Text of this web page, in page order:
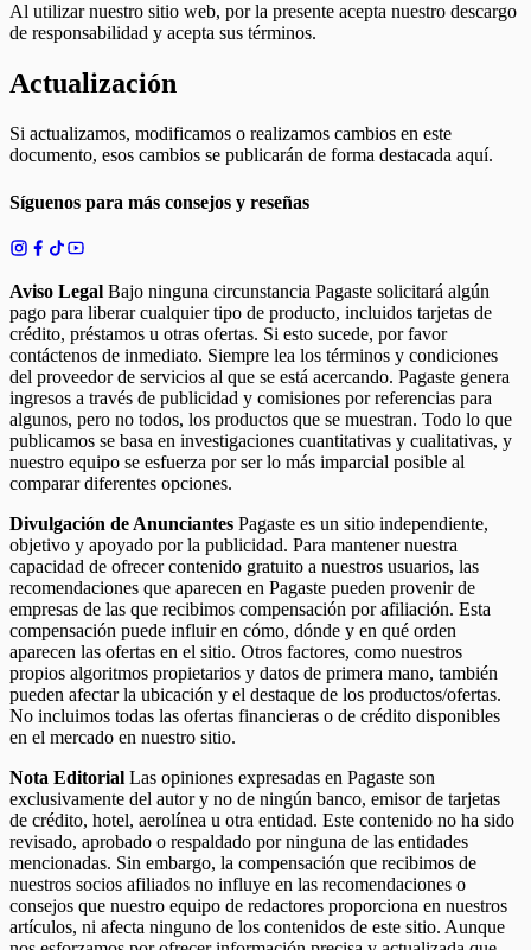
Al utilizar nuestro sitio web, por la presente acepta nuestro descargo
de responsabilidad y acepta sus términos.
Actualización
Si actualizamos, modificamos o realizamos cambios en este
documento, esos cambios se publicarán de forma destacada aquí.
Síguenos para más consejos y reseñas
Aviso Legal Bajo ninguna circunstancia Pagaste solicitará algún
pago para liberar cualquier tipo de producto, incluidos tarjetas de
crédito, préstamos u otras ofertas. Si esto sucede, por favor
contáctenos de inmediato. Siempre lea los términos y condiciones
del proveedor de servicios al que se está acercando. Pagaste genera
ingresos a través de publicidad y comisiones por referencias para
algunos, pero no todos, los productos que se muestran. Todo lo que
publicamos se basa en investigaciones cuantitativas y cualitativas, y
nuestro equipo se esfuerza por ser lo más imparcial posible al
comparar diferentes opciones.
Divulgación de Anunciantes Pagaste es un sitio independiente,
objetivo y apoyado por la publicidad. Para mantener nuestra
capacidad de ofrecer contenido gratuito a nuestros usuarios, las
recomendaciones que aparecen en Pagaste pueden provenir de
empresas de las que recibimos compensación por afiliación. Esta
compensación puede influir en cómo, dónde y en qué orden
aparecen las ofertas en el sitio. Otros factores, como nuestros
propios algoritmos propietarios y datos de primera mano, también
pueden afectar la ubicación y el destaque de los productos/ofertas.
No incluimos todas las ofertas financieras o de crédito disponibles
en el mercado en nuestro sitio.
Nota Editorial Las opiniones expresadas en Pagaste son
exclusivamente del autor y no de ningún banco, emisor de tarjetas
de crédito, hotel, aerolínea u otra entidad. Este contenido no ha sido
revisado, aprobado o respaldado por ninguna de las entidades
mencionadas. Sin embargo, la compensación que recibimos de
nuestros socios afiliados no influye en las recomendaciones o
consejos que nuestro equipo de redactores proporciona en nuestros
artículos, ni afecta ninguno de los contenidos de este sitio. Aunque